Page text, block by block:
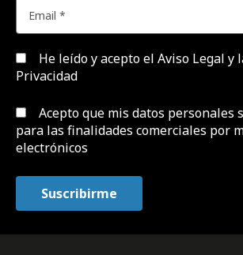
He leído y acepto el Aviso Legal y
Privacidad
Acepto que mis datos personales
para las finalidades comerciales por
electrónicos